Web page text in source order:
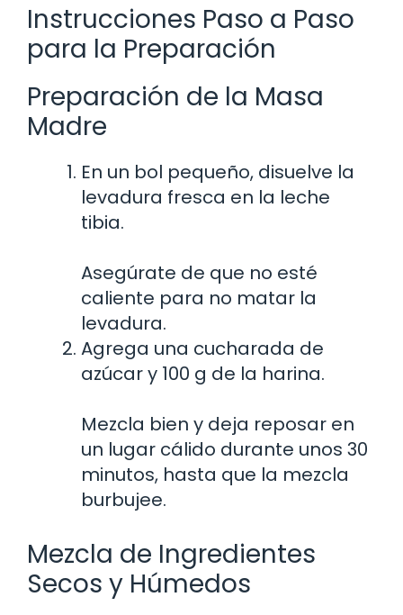
Instrucciones Paso a Paso
para la Preparación
Preparación de la Masa
Madre
En un bol pequeño, disuelve la
levadura fresca en la leche
tibia.
Asegúrate de que no esté
caliente para no matar la
levadura.
Agrega una cucharada de
azúcar y 100 g de la harina.
Mezcla bien y deja reposar en
un lugar cálido durante unos 30
minutos, hasta que la mezcla
burbujee.
Mezcla de Ingredientes
Secos y Húmedos